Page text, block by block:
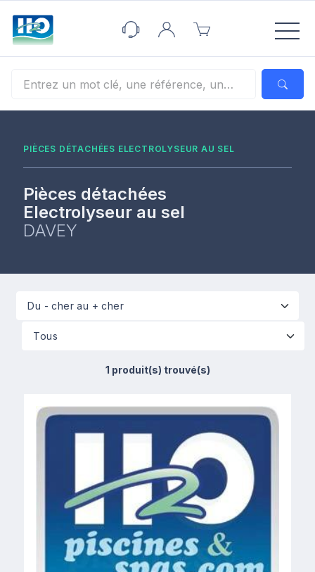
PIÈCES DÉTACHÉES ELECTROLYSEUR AU SEL
Pièces détachées
Electrolyseur au sel
DAVEY
1 produit(s) trouvé(s)